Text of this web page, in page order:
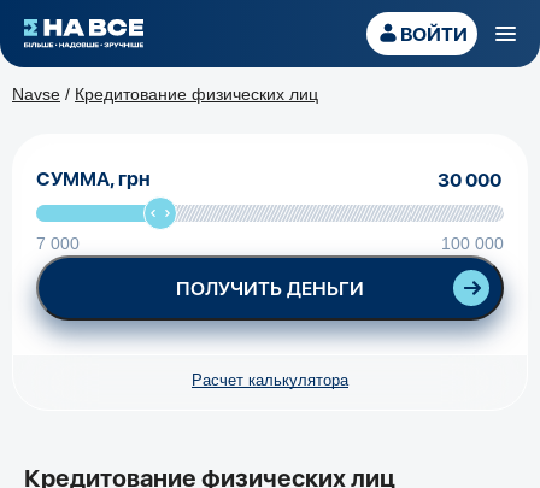
ВОЙТИ
УСТАНОВИТЬ На Все – мобильное приложение
СУММА,
7 000 100 000
ПОЛУЧИТЬ ДЕНЬГИ